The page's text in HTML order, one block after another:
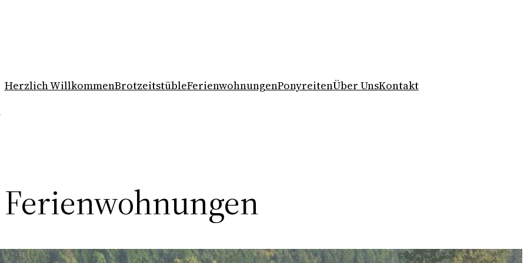
Herzlich WillkommenBrotzeitstübleFerienwohnungenPonyreitenÜber UnsKontakt
Ferienwohnungen